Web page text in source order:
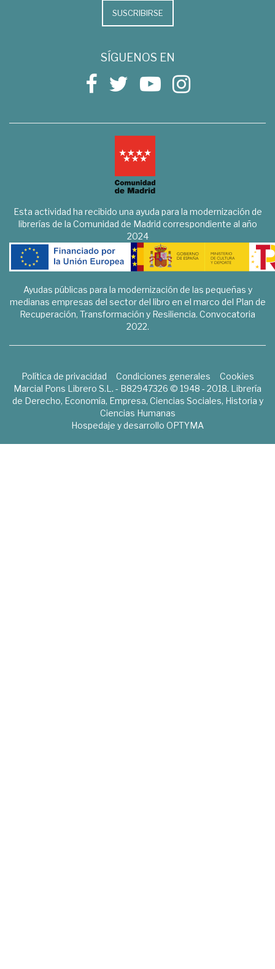
SUSCRIBIRSE
SÍGUENOS EN
Esta actividad ha recibido una ayuda para la modernización de
librerías de la Comunidad de Madrid correspondiente al año
2024
Ayudas públicas para la modernización de las pequeñas y
medianas empresas del sector del libro en el marco del Plan de
Recuperación, Transformación y Resiliencia. Convocatoria
2022.
Política de privacidad Condiciones generales
Cookies
Marcial Pons Librero S.L. - B82947326 © 1948 - 2018. Librería
de Derecho, Economía, Empresa, Ciencias Sociales, Historia y
Ciencias Humanas
Hospedaje y desarrollo OPTYMA